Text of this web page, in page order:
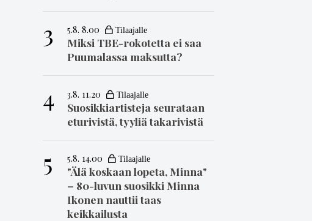
3 5.8. 8.00
Miksi TBE-rokotetta ei saa
Puumalassa maksutta?
4 3.8. 11.20
Suosikkiartisteja seurataan
eturivistä, tyyliä takarivistä
5 5.8. 14.00
"Älä koskaan lopeta, Minna"
– 80-luvun suosikki Minna
Ikonen nauttii taas
keikkailusta